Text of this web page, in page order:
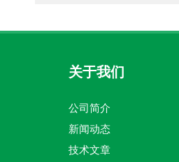
关于我们
公司简介
新闻动态
技术文章